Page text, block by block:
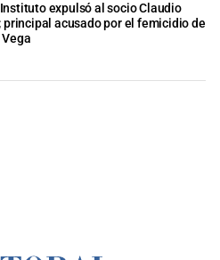
Instituto expulsó al socio Claudio
principal acusado por el femicidio de